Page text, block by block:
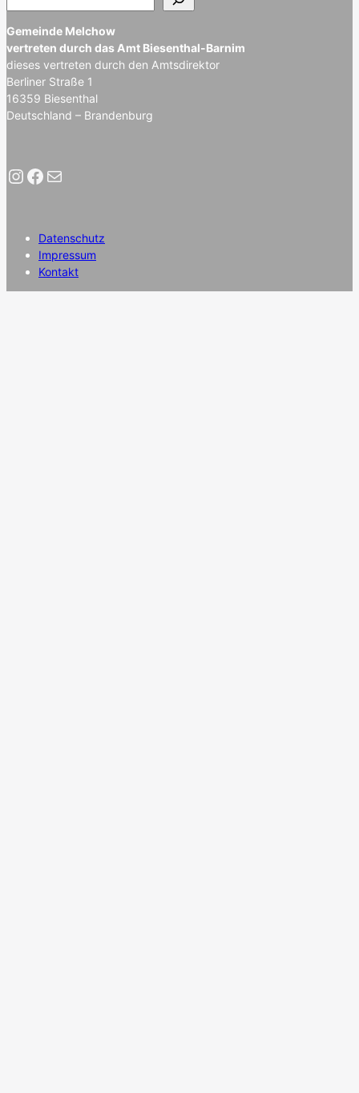
u
c
h
e
n
Gemeinde Melchow
vertreten durch das Amt Biesenthal-Barnim
dieses vertreten durch den Amtsdirektor
Berliner Straße 1
16359 Biesenthal
Deutschland – Brandenburg
Instagram Facebook E-Mail
Datenschutz
Impressum
Kontakt